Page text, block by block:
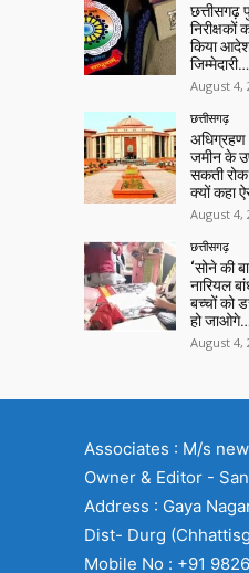
छत्तीसगढ़
निरीक्षकों
किया
जिम्मेदारी…
August 4,
छत्तीसगढ़
अधिग्रहण
जमीन के
सकती
क्यों कहा
August 4,
छत्तीसगढ़
‘सोने की
नारियल
बच्चों को
हो जाओगे…
August 4,
Associates : M/s
Owner & Editor -
Address : Gaya
Dist- Durg
Mobile No : +91